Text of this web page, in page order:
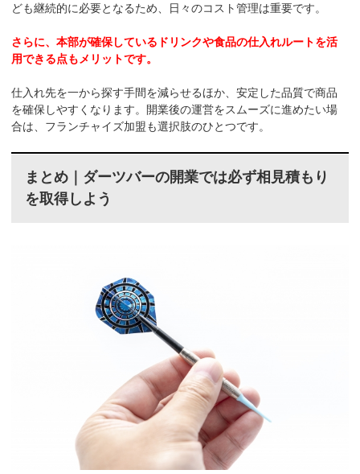
ども継続的に必要となるため、日々のコスト管理は重要です。
さらに、本部が確保しているドリンクや食品の仕入れルートを活
用できる点もメリットです。
仕入れ先を一から探す手間を減らせるほか、安定した品質で商品
を確保しやすくなります。開業後の運営をスムーズに進めたい場
合は、フランチャイズ加盟も選択肢のひとつです。
まとめ｜ダーツバーの開業では必ず相見積もり
を取得しよう